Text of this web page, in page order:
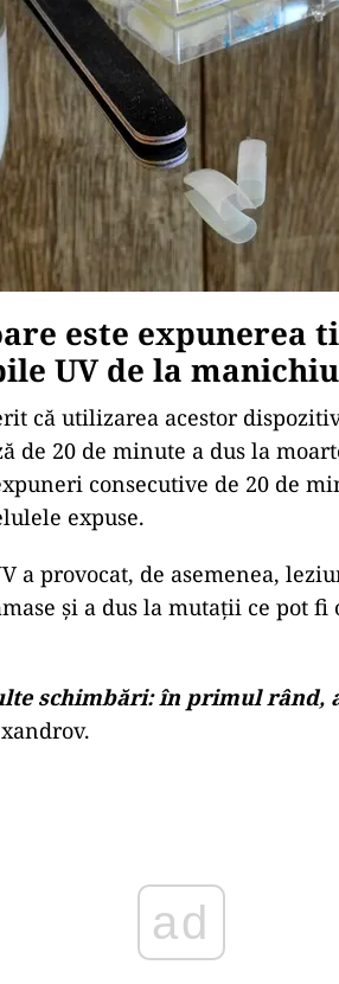
este expunerea
UV de la
că utilizarea acestor
de 20 de minute a dus la
consecutive de 20 de
expuse.
a provocat, de asemenea,
și a dus la mutații ce pot fi
schimbări: în primul rând,
ad